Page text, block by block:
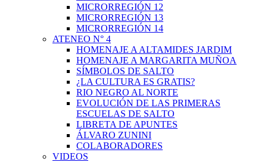
MICRORREGIÓN 12
MICRORREGIÓN 13
MICRORREGIÓN 14
ATENEO N° 4
HOMENAJE A ALTAMIDES JARDIM
HOMENAJE A MARGARITA MUÑOA
SÍMBOLOS DE SALTO
¿LA CULTURA ES GRATIS?
RIO NEGRO AL NORTE
EVOLUCIÓN DE LAS PRIMERAS
ESCUELAS DE SALTO
LIBRETA DE APUNTES
ÁLVARO ZUNINI
COLABORADORES
VIDEOS